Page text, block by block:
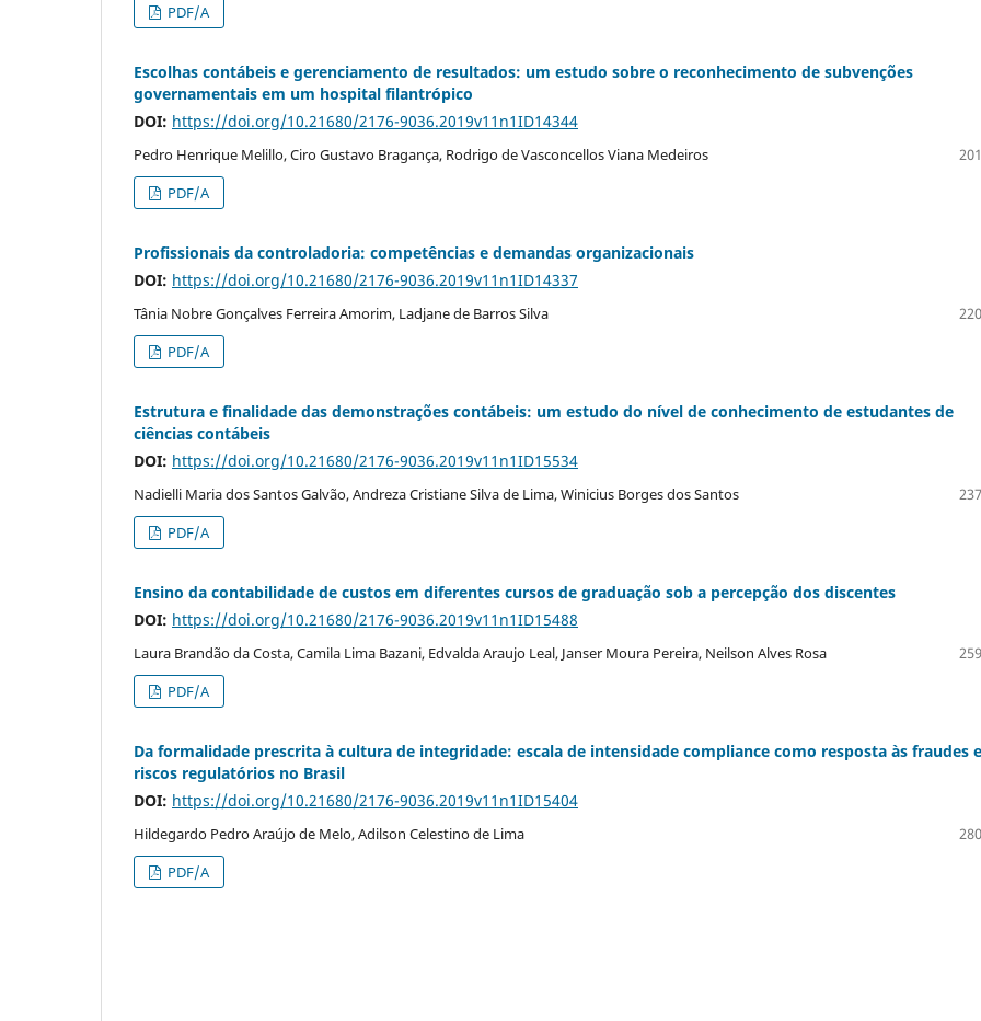
PDF/A
Escolhas contábeis e gerenciamento de resultados: um estudo sobre o reconhecimento de subvenções
governamentais em um hospital filantrópico
DOI: https://doi.org/10.21680/2176-9036.2019v11n1ID14344
Pedro Henrique Melillo, Ciro Gustavo Bragança, Rodrigo de Vasconcellos Viana Medeiros
PDF/A
Profissionais da controladoria: competências e demandas organizacionais
DOI: https://doi.org/10.21680/2176-9036.2019v11n1ID14337
Tânia Nobre Gonçalves Ferreira Amorim, Ladjane de Barros Silva
PDF/A
Estrutura e finalidade das demonstrações contábeis: um estudo do nível de conhecimento de estudantes de
ciências contábeis
DOI: https://doi.org/10.21680/2176-9036.2019v11n1ID15534
Nadielli Maria dos Santos Galvão, Andreza Cristiane Silva de Lima, Winicius Borges dos Santos
PDF/A
Ensino da contabilidade de custos em diferentes cursos de graduação sob a percepção dos discentes
DOI: https://doi.org/10.21680/2176-9036.2019v11n1ID15488
Laura Brandão da Costa, Camila Lima Bazani, Edvalda Araujo Leal, Janser Moura Pereira, Neilson Alves Rosa
PDF/A
Da formalidade prescrita à cultura de integridade: escala de intensidade compliance como resposta às fraudes e
riscos regulatórios no Brasil
DOI: https://doi.org/10.21680/2176-9036.2019v11n1ID15404
Hildegardo Pedro Araújo de Melo, Adilson Celestino de Lima
PDF/A